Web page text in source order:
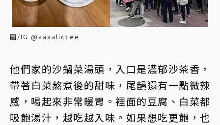
圖/IG @aaaaliccee
他們家的沙鍋菜湯頭，入口是濃郁沙茶香，
帶著白菜熬煮後的甜味，尾韻還有一點微辣
感，喝起來非常暖胃。裡面的豆腐、白菜都
吸飽湯汁，越吃越入味。如果想吃更飽，也